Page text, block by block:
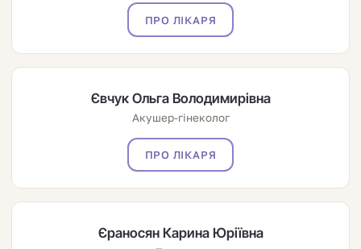
ПРО ЛІКАРЯ
Євчук Ольга Володимирівна
Акушер-гінеколог
ПРО ЛІКАРЯ
Єраносян Карина Юріївна